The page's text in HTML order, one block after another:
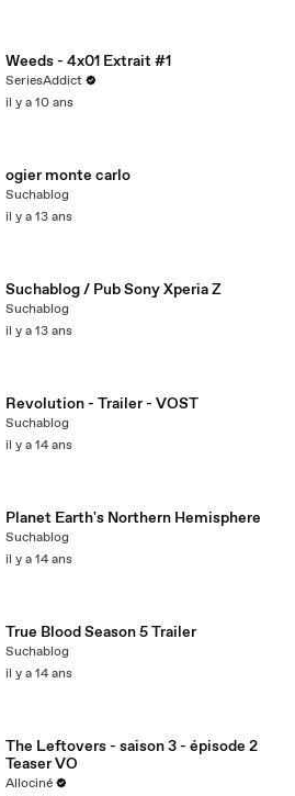
Weeds - 4x01 Extrait #1
SeriesAddict
il y a 10 ans
ogier monte carlo
Suchablog
il y a 13 ans
Suchablog / Pub Sony Xperia Z
Suchablog
il y a 13 ans
Revolution - Trailer - VOST
Suchablog
il y a 14 ans
Planet Earth's Northern Hemisphere
Suchablog
il y a 14 ans
True Blood Season 5 Trailer
Suchablog
il y a 14 ans
The Leftovers - saison 3 - épisode 2
Teaser VO
Allociné